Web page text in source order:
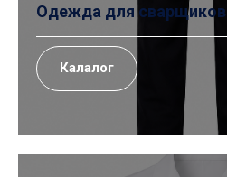
Одежда для сварщиков
Калалог